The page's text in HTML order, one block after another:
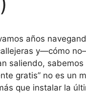
años
y—cómo
saliendo,
gratis” no es un
que instalar la